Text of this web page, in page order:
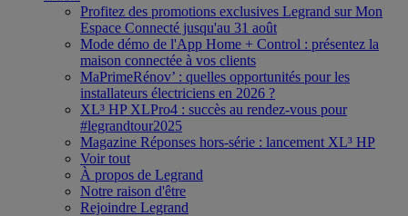
Profitez des promotions exclusives Legrand sur Mon
Espace Connecté jusqu'au 31 août
Mode démo de l'App Home + Control : présentez la
maison connectée à vos clients
MaPrimeRénov’ : quelles opportunités pour les
installateurs électriciens en 2026 ?
XL³ HP XLPro4 : succès au rendez-vous pour
#legrandtour2025
Magazine Réponses hors-série : lancement XL³ HP
Voir tout
À propos de Legrand
Notre raison d'être
Rejoindre Legrand